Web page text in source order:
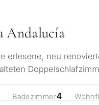
Andalucía
erlesene, neu
Badezimmer4